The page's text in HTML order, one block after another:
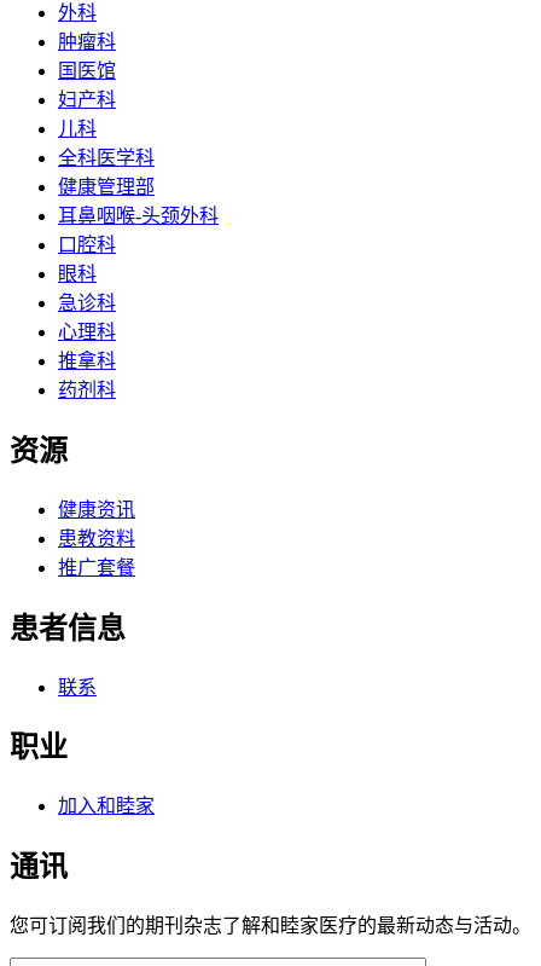
外科
肿瘤科
国医馆
妇产科
儿科
全科医学科
健康管理部
耳鼻咽喉-头颈外科
口腔科
眼科
急诊科
心理科
推拿科
药剂科
资源
健康资讯
患教资料
推广套餐
患者信息
联系
职业
加入和睦家
通讯
您可订阅我们的期刊杂志了解和睦家医疗的最新动态与活动。